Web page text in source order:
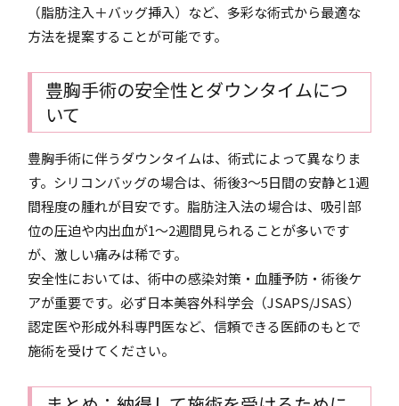
（脂肪注入＋バッグ挿入）など、多彩な術式から最適な
方法を提案することが可能です。
豊胸手術の安全性とダウンタイムにつ
いて
豊胸手術に伴うダウンタイムは、術式によって異なりま
す。シリコンバッグの場合は、術後3〜5日間の安静と1週
間程度の腫れが目安です。脂肪注入法の場合は、吸引部
位の圧迫や内出血が1〜2週間見られることが多いです
が、激しい痛みは稀です。
安全性においては、術中の感染対策・血腫予防・術後ケ
アが重要です。必ず日本美容外科学会（JSAPS/JSAS）
認定医や形成外科専門医など、信頼できる医師のもとで
施術を受けてください。